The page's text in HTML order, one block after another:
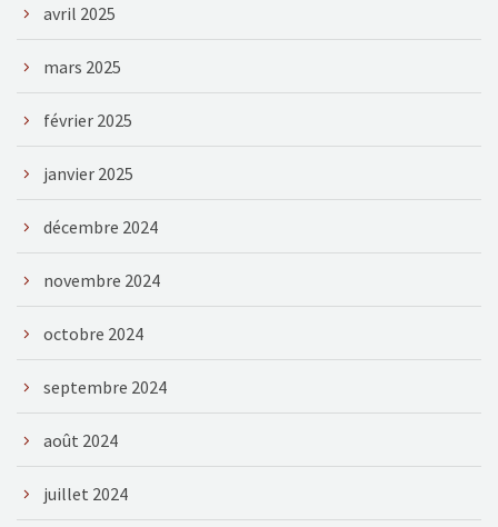
avril 2025
mars 2025
février 2025
janvier 2025
décembre 2024
novembre 2024
octobre 2024
septembre 2024
août 2024
juillet 2024